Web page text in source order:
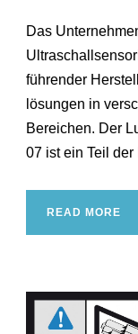
Das
führender
lösungen in
Bereichen. Der
07 ist ein Teil der
READ MORE